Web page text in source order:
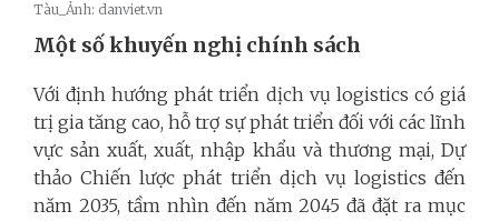
Tàu_Ảnh: danviet.vn
Một số khuyến nghị chính sách
Với định hướng phát triển dịch vụ logistics có giá
trị gia tăng cao, hỗ trợ sự phát triển đối với các lĩnh
vực sản xuất, xuất, nhập khẩu và thương mại, Dự
thảo Chiến lược phát triển dịch vụ logistics đến
năm 2035, tầm nhìn đến năm 2045 đã đặt ra mục